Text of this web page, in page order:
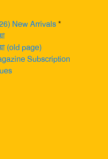
New Arrivals*
(old page)
Subscription